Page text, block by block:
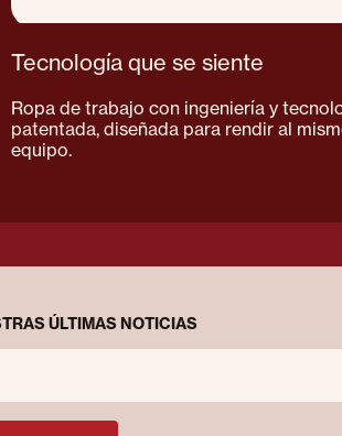
Tecnología que se siente
Ropa de trabajo con ingeniería y
patentada, diseñada para rendir al
equipo.
ÚLTIMAS NOTICIAS